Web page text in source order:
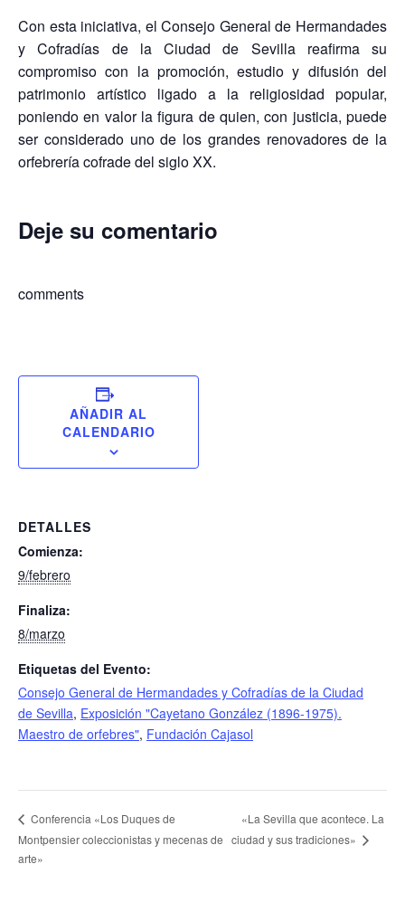
Con esta iniciativa, el Consejo General de Hermandades
y Cofradías de la Ciudad de Sevilla reafirma su
compromiso con la promoción, estudio y difusión del
patrimonio artístico ligado a la religiosidad popular,
poniendo en valor la figura de quien, con justicia, puede
ser considerado uno de los grandes renovadores de la
orfebrería cofrade del siglo XX.
Deje su comentario
comments
AÑADIR AL
CALENDARIO
DETALLES
Comienza:
9/febrero
Finaliza:
8/marzo
Etiquetas del Evento:
Consejo General de Hermandades y Cofradías de la Ciudad
de Sevilla, Exposición "Cayetano González (1896-1975).
Maestro de orfebres", Fundación Cajasol
Conferencia «Los Duques de
Montpensier coleccionistas y mecenas de
arte»
«La Sevilla que acontece. La
ciudad y sus tradiciones»